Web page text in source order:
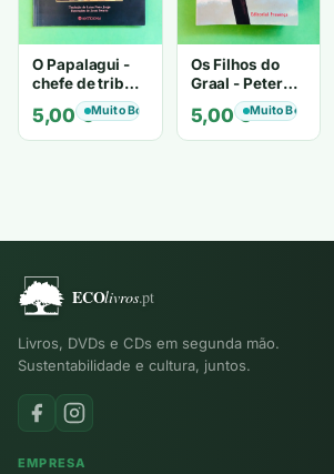
O Papalagui -
chefe de tribo
de tiavéa
5,00€Muito Bom
Os Filhos do
Graal - Peter
Berling
5,00€Muito Bom
Livros, DVDs e CDs em segunda mão.
Sustentabilidade e cultura, juntos.
EMPRESA